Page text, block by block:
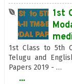
1st
1st Class to 5th
Telugu and
Papers 2019 - …
...